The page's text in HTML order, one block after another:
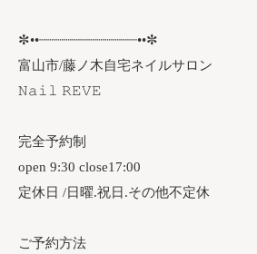
✼••┈┈┈┈┈┈┈┈┈┈┈┈••✼
富山市/藤ノ木自宅ネイルサロン
𝙽𝚊𝚒𝚕 𝚁𝙴𝚅𝙴
完全予約制
open 9:30 close17:00
定休日 /日曜.祝日.その他不定休
ご予約方法